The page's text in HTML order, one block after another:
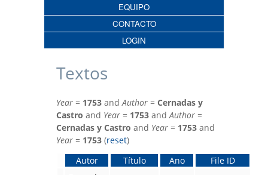
EQUIPO
CONTACTO
LOGIN
Textos
Year = 1753 andAuthor = Cernadas y
Castro and Year = 1753 andAuthor =
Cernadas y Castro and Year = 1753 and
Year = 1753 (reset)
Autor
Título Ano
File ID